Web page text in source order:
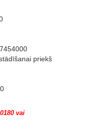
priekš
vai